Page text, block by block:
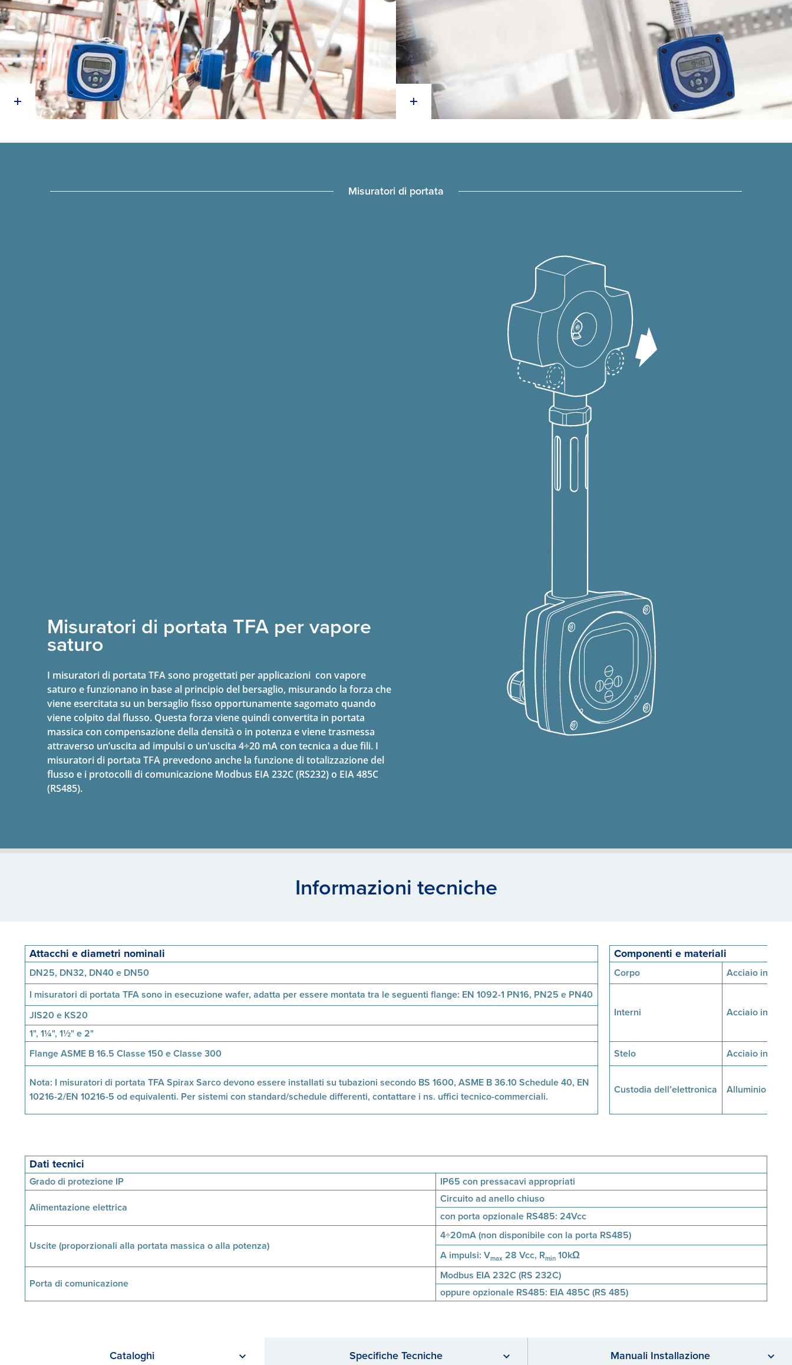
Misuratori di portata
Misuratori di portata TFA per vapore
saturo
I misuratori di portata TFA sono progettati per applicazioni con vapore
saturo e funzionano in base al principio del bersaglio, misurando la forza che
viene esercitata su un bersaglio fisso opportunamente sagomato quando
viene colpito dal flusso. Questa forza viene quindi convertita in portata
massica con compensazione della densità o in potenza e viene trasmessa
attraverso un’uscita ad impulsi o un'uscita 4÷20 mA con tecnica a due fili. I
misuratori di portata TFA prevedono anche la funzione di totalizzazione del
flusso e i protocolli di comunicazione Modbus EIA 232C (RS232) o EIA 485C
(RS485).
Informazioni tecniche
Attacchi e diametri nominali Componenti e materiali
DN25, DN32, DN40 e DN50 Corpo
Acciaio inox
I misuratori di portata TFA sono in esecuzione wafer, adatta per essere montata tra le seguenti flange: EN 1092-1 PN16, PN25 e PN40
Interni
Acciaio inox
JIS20 e KS20
1", 1¼", 1½" e 2"
Flange ASME B 16.5 Classe 150 e Classe 300
Stelo Acciaio inox
Nota: I misuratori di portata TFA Spirax Sarco devono essere installati su tubazioni secondo BS 1600, ASME B 36.10 Schedule 40, EN
10216-2/EN 10216-5 od equivalenti. Per sistemi con standard/schedule differenti, contattare i ns. uffici tecnico-commerciali.
Custodia dell’elettronica Alluminio
Dati tecnici
Grado di protezione IP
IP65 con pressacavi appropriati
Alimentazione elettrica
Circuito ad anello chiuso
con porta opzionale RS485: 24Vcc
Uscite (proporzionali alla portata massica o alla potenza)
4÷20mA (non disponibile con la porta RS485)
A impulsi:Vmax 28 Vcc, Rmin 10kΩ
Porta di comunicazione
Modbus EIA 232C (RS 232C)
oppure opzionale RS485: EIA 485C (RS 485)
Cataloghi Specifiche Tecniche Manuali Installazione